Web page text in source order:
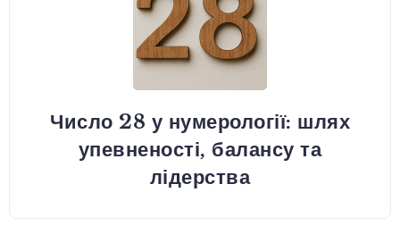
Число 28 у нумерології: шлях
упевненості, балансу та
лідерства